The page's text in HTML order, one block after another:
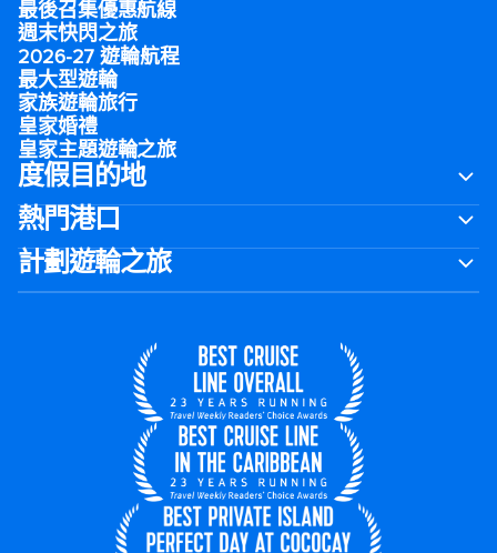
最後召集優惠航線
週末快閃之旅
2026-27 遊輪航程
最大型遊輪
家族遊輪旅行
皇家婚禮
皇家主題遊輪之旅
度假目的地
熱門港口
計劃遊輪之旅